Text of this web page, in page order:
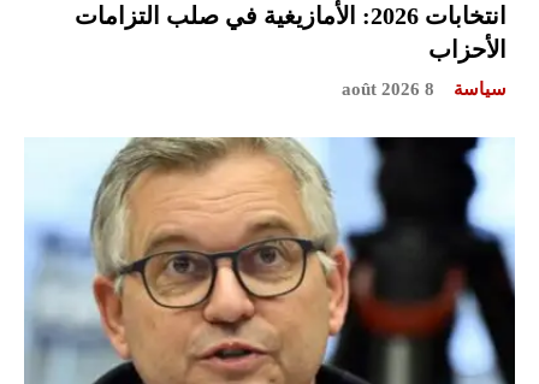
انتخابات 2026: الأمازيغية في صلب التزامات
الأحزاب
سياسة 8 août 2026